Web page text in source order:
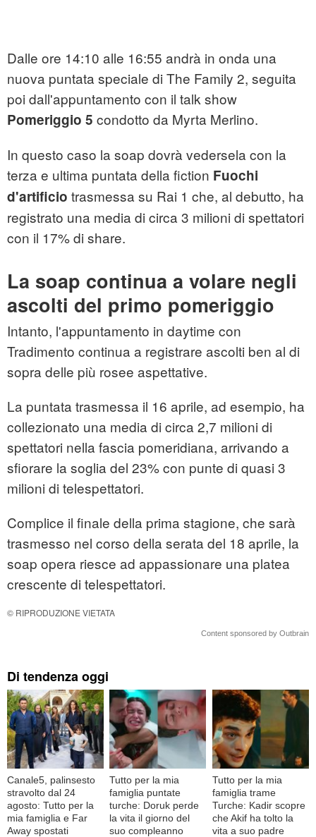
Dalle ore 14:10 alle 16:55 andrà in onda una
nuova puntata speciale di The Family 2, seguita
poi dall'appuntamento con il talk show
Pomeriggio 5 condotto da Myrta Merlino.
In questo caso la soap dovrà vedersela con la
terza e ultima puntata della fiction Fuochi
d'artificio trasmessa su Rai 1 che, al debutto, ha
registrato una media di circa 3 milioni di spettatori
con il 17% di share.
La soap continua a volare negli
ascolti del primo pomeriggio
Intanto, l'appuntamento in daytime con
Tradimento continua a registrare ascolti ben al di
sopra delle più rosee aspettative.
La puntata trasmessa il 16 aprile, ad esempio, ha
collezionato una media di circa 2,7 milioni di
spettatori nella fascia pomeridiana, arrivando a
sfiorare la soglia del 23% con punte di quasi 3
milioni di telespettatori.
Complice il finale della prima stagione, che sarà
trasmesso nel corso della serata del 18 aprile, la
soap opera riesce ad appassionare una platea
crescente di telespettatori.
© RIPRODUZIONE VIETATA
Content sponsored by Outbrain
Di tendenza oggi
Canale5, palinsesto
stravolto dal 24
agosto: Tutto per la
mia famiglia e Far
Away spostati
Tutto per la mia
famiglia puntate
turche: Doruk perde
la vita il giorno del
suo compleanno
Tutto per la mia
famiglia trame
Turche: Kadir scopre
che Akif ha tolto la
vita a suo padre